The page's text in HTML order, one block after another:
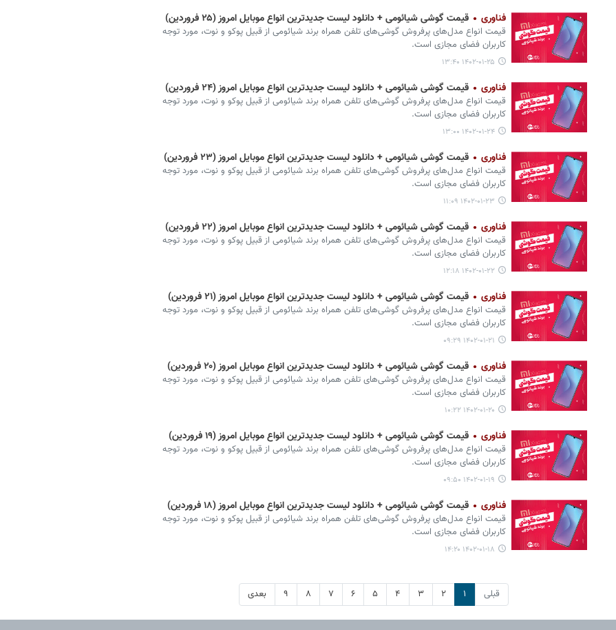
فناوری قیمت گوشی‌ شیائومی + دانلود لیست جدیدترین انواع موبایل امروز (۲۵ فروردین)
قیمت انواع مدل‌های پرفروش گوشی‌های تلفن همراه برند شیائومی از قبیل پوکو و نوت، مورد توجه
کاربران فضای مجازی است.
۱۴۰۲-۰۱-۲۵ ۱۳:۴۰
فناوری قیمت گوشی‌ شیائومی + دانلود لیست جدیدترین انواع موبایل امروز (۲۴ فروردین)
قیمت انواع مدل‌های پرفروش گوشی‌های تلفن همراه برند شیائومی از قبیل پوکو و نوت، مورد توجه
کاربران فضای مجازی است.
۱۴۰۲-۰۱-۲۴ ۱۳:۰۰
فناوری قیمت گوشی‌ شیائومی + دانلود لیست جدیدترین انواع موبایل امروز (۲۳ فروردین)
قیمت انواع مدل‌های پرفروش گوشی‌های تلفن همراه برند شیائومی از قبیل پوکو و نوت، مورد توجه
کاربران فضای مجازی است.
۱۴۰۲-۰۱-۲۳ ۱۱:۰۹
فناوری قیمت گوشی‌ شیائومی + دانلود لیست جدیدترین انواع موبایل امروز (۲۲ فروردین)
قیمت انواع مدل‌های پرفروش گوشی‌های تلفن همراه برند شیائومی از قبیل پوکو و نوت، مورد توجه
کاربران فضای مجازی است.
۱۴۰۲-۰۱-۲۲ ۱۲:۱۸
فناوری قیمت گوشی‌ شیائومی + دانلود لیست جدیدترین انواع موبایل امروز (۲۱ فروردین)
قیمت انواع مدل‌های پرفروش گوشی‌های تلفن همراه برند شیائومی از قبیل پوکو و نوت، مورد توجه
کاربران فضای مجازی است.
۱۴۰۲-۰۱-۲۱ ۰۹:۲۹
فناوری قیمت گوشی‌ شیائومی + دانلود لیست جدیدترین انواع موبایل امروز (۲۰ فروردین)
قیمت انواع مدل‌های پرفروش گوشی‌های تلفن همراه برند شیائومی از قبیل پوکو و نوت، مورد توجه
کاربران فضای مجازی است.
۱۴۰۲-۰۱-۲۰ ۱۰:۲۲
فناوری قیمت گوشی‌ شیائومی + دانلود لیست جدیدترین انواع موبایل امروز (۱۹ فروردین)
قیمت انواع مدل‌های پرفروش گوشی‌های تلفن همراه برند شیائومی از قبیل پوکو و نوت، مورد توجه
کاربران فضای مجازی است.
۱۴۰۲-۰۱-۱۹ ۰۹:۵۰
فناوری قیمت گوشی‌ شیائومی + دانلود لیست جدیدترین انواع موبایل امروز (۱۸ فروردین)
قیمت انواع مدل‌های پرفروش گوشی‌های تلفن همراه برند شیائومی از قبیل پوکو و نوت، مورد توجه
کاربران فضای مجازی است.
۱۴۰۲-۰۱-۱۸ ۱۴:۲۰
قبلی ۱ ۲ ۳ ۴ ۵ ۶ ۷ ۸ ۹ بعدی